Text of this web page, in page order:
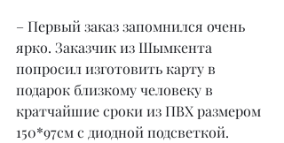
– Первый заказ запомнился очень
ярко. Заказчик из Шымкента
попросил изготовить карту в
подарок близкому человеку в
кратчайшие сроки из ПВХ размером
150*97см с диодной подсветкой.